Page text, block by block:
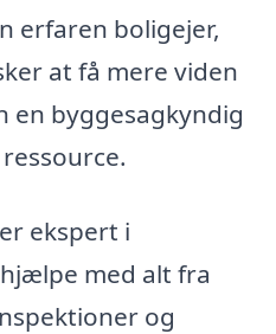
erfaren boligejer,
at få mere viden
en byggesagkyndig
ekspert i
med alt fra
og